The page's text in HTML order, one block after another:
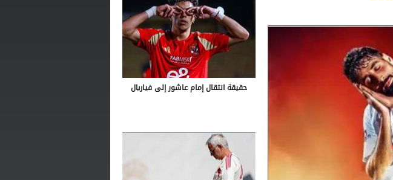
حقيقة انتقال إمام عاشور إلى فياريال